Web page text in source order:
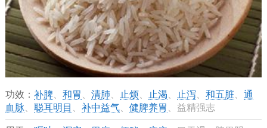
功效： 补脾、 和胃 清肺 止烦、 止渴 止泻、 和五脏、 通
血脉
聪耳明目 补中益气、 健脾养胃 、益精强志